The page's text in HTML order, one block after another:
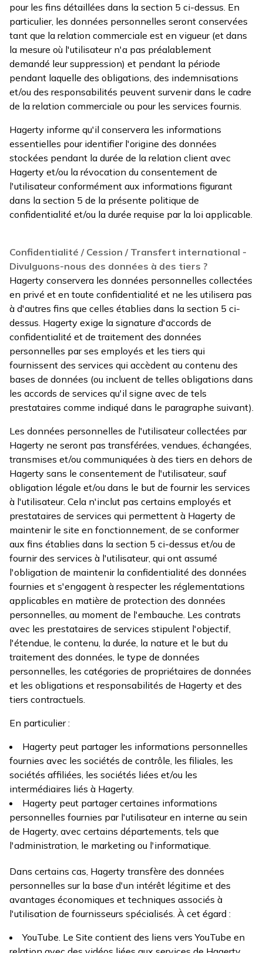
pour les fins détaillées dans la section 5 ci-dessus. En
particulier, les données personnelles seront conservées
tant que la relation commerciale est en vigueur (et dans
la mesure où l'utilisateur n'a pas préalablement
demandé leur suppression) et pendant la période
pendant laquelle des obligations, des indemnisations
et/ou des responsabilités peuvent survenir dans le cadre
de la relation commerciale ou pour les services fournis.
Hagerty informe qu'il conservera les informations
essentielles pour identifier l'origine des données
stockées pendant la durée de la relation client avec
Hagerty et/ou la révocation du consentement de
l'utilisateur conformément aux informations figurant
dans la section 5 de la présente politique de
confidentialité et/ou la durée requise par la loi applicable.
Confidentialité / Cession / Transfert international -
Divulguons-nous des données à des tiers ?
Hagerty conservera les données personnelles collectées
en privé et en toute confidentialité et ne les utilisera pas
à d'autres fins que celles établies dans la section 5 ci-
dessus. Hagerty exige la signature d'accords de
confidentialité et de traitement des données
personnelles par ses employés et les tiers qui
fournissent des services qui accèdent au contenu des
bases de données (ou incluent de telles obligations dans
les accords de services qu'il signe avec de tels
prestataires comme indiqué dans le paragraphe suivant).
Les données personnelles de l'utilisateur collectées par
Hagerty ne seront pas transférées, vendues, échangées,
transmises et/ou communiquées à des tiers en dehors de
Hagerty sans le consentement de l'utilisateur, sauf
obligation légale et/ou dans le but de fournir les services
à l'utilisateur. Cela n'inclut pas certains employés et
prestataires de services qui permettent à Hagerty de
maintenir le site en fonctionnement, de se conformer
aux fins établies dans la section 5 ci-dessus et/ou de
fournir des services à l'utilisateur, qui ont assumé
l'obligation de maintenir la confidentialité des données
fournies et s'engagent à respecter les réglementations
applicables en matière de protection des données
personnelles, au moment de l'embauche. Les contrats
avec les prestataires de services stipulent l'objectif,
l'étendue, le contenu, la durée, la nature et le but du
traitement des données, le type de données
personnelles, les catégories de propriétaires de données
et les obligations et responsabilités de Hagerty et des
tiers contractuels.
En particulier :
Hagerty peut partager les informations personnelles
fournies avec les sociétés de contrôle, les filiales, les
sociétés affiliées, les sociétés liées et/ou les
intermédiaires liés à Hagerty.
Hagerty peut partager certaines informations
personnelles fournies par l'utilisateur en interne au sein
de Hagerty, avec certains départements, tels que
l'administration, le marketing ou l'informatique.
Dans certains cas, Hagerty transfère des données
personnelles sur la base d'un intérêt légitime et des
avantages économiques et techniques associés à
l'utilisation de fournisseurs spécialisés. À cet égard :
YouTube. Le Site contient des liens vers YouTube en